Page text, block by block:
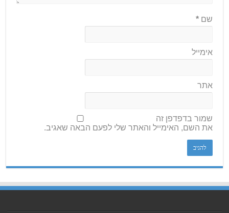
שם*
אימייל
אתר
שמור בדפדפן זה
את השם, האימייל והאתר שלי לפעם הבאה שאגיב.